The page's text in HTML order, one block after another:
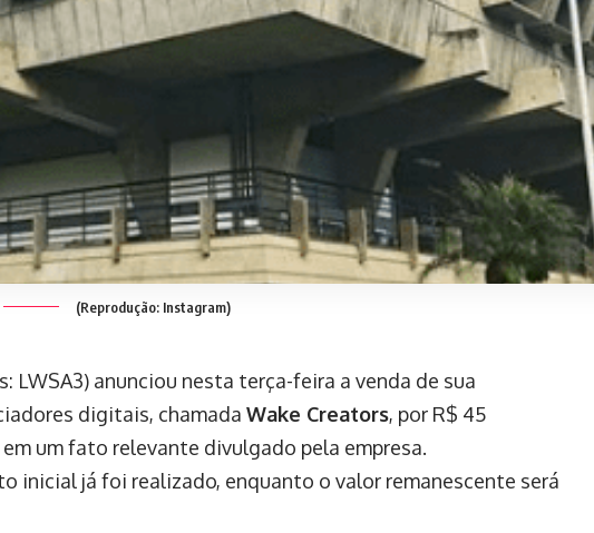
(Reprodução: Instagram)
LWSA3) anunciou nesta terça-feira a venda de sua
digitais, chamada Wake Creators, por R$ 45
um fato relevante divulgado pela empresa.
inicial já foi realizado, enquanto o valor remanescente será